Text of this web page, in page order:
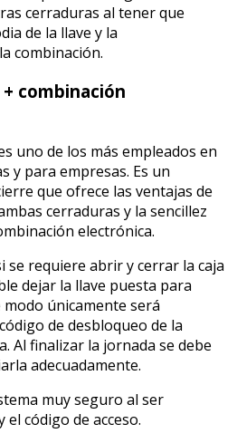
cerraduras al tener que
de la llave y la
combinación.
combinación
uno de los más empleados en
y para empresas. Es un
que ofrece las ventajas de
cerraduras y la sencillez
electrónica.
se requiere abrir y cerrar la caja
dejar la llave puesta para
únicamente será
de desbloqueo de la
Al finalizar la jornada se debe
adecuadamente.
muy seguro al ser
el código de acceso.